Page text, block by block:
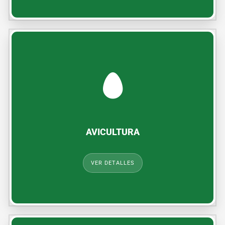
AVICULTURA
VER DETALLES
huevo y carne de pollo.